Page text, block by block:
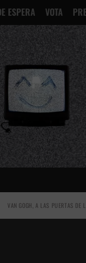
ESPERA VOTA
VAN GOGH, A LAS PUERTAS DE